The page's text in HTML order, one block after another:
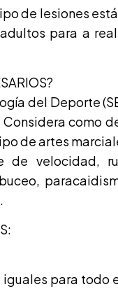
de lesiones
para a
del Deporte
como
de artes
de velocidad,
para todo